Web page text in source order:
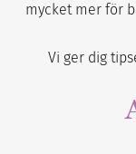
mycket mer för
Vi ger dig